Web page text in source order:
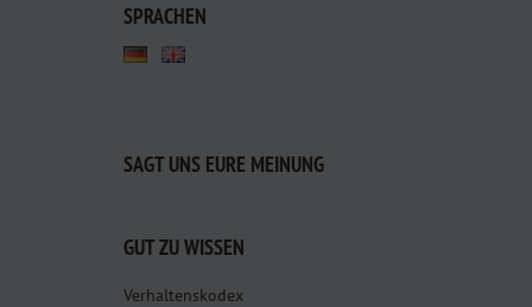
SPRACHEN
SAGT UNS EURE MEINUNG
GUT ZU WISSEN
Verhaltenskodex